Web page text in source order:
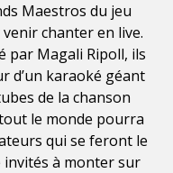
Maestros du jeu
chanter en live.
par Magali Ripoll, ils
d’un karaoké géant
de la chanson
le monde pourra
qui se feront le
à monter sur